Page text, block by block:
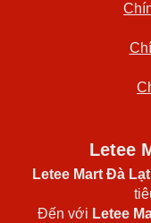
Letee
Letee Mart Đà Lạt
Đến với Letee